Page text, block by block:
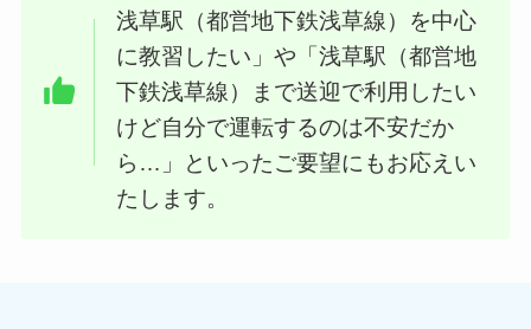
浅草駅（都営地下鉄浅草線）を中心
に教習したい」や「浅草駅（都営地
下鉄浅草線）まで送迎で利用したい
けど自分で運転するのは不安だか
ら…」といったご要望にもお応えい
たします。